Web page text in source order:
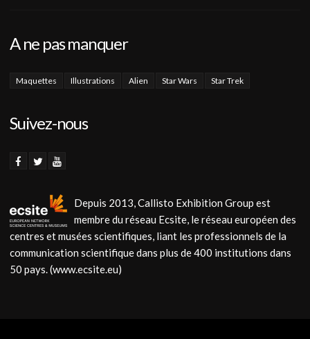
A ne pas manquer
Maquettes Illustrations Alien Star Wars Star Trek
Suivez-nous
Depuis 2013, Callisto Exhibition Group est
membre du réseau Ecsite, le réseau européen des
centres et musées scientifiques, liant les professionnels de la
communication scientifique dans plus de 400 institutions dans
50 pays. (www.ecsite.eu)